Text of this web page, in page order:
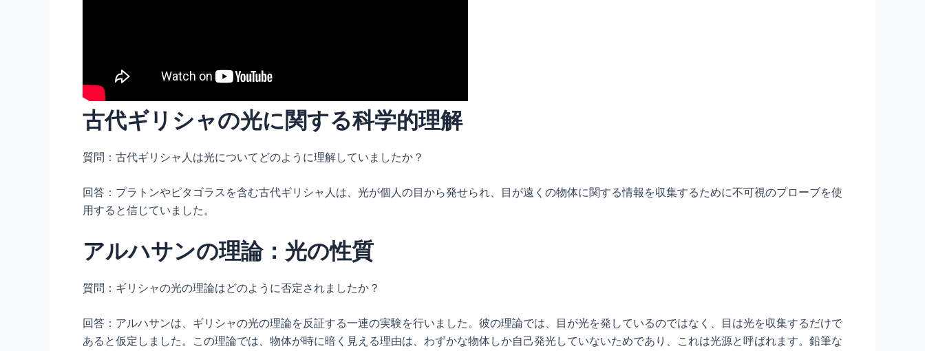
古代ギリシャの光に関する科学的理解
質問：古代ギリシャ人は光についてどのように理解していましたか？
回答：プラトンやピタゴラスを含む古代ギリシャ人は、光が個人の目から発せられ、目が遠くの物体に関する情報を収集するために不可視のプローブを使
用すると信じていました。
アルハサンの理論：光の性質
質問：ギリシャの光の理論はどのように否定されましたか？
回答：アルハサンは、ギリシャの光の理論を反証する一連の実験を行いました。彼の理論では、目が光を発しているのではなく、目は光を収集するだけで
あると仮定しました。この理論では、物体が時に暗く見える理由は、わずかな物体しか自己発光していないためであり、これは光源と呼ばれます。鉛筆な